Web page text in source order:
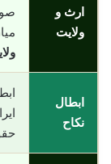
ارث و
ولایت
ابطال
نکاح